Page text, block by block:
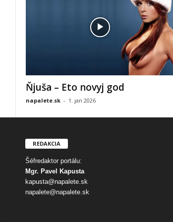
Ňjuša – Eto novyj god
napalete.sk - 1. jan 2026
REDAKCIA
Šéfredaktor portálu:
Mgr. Pavel Kapusta
kapusta@napalete.sk
napalete@napalete.sk